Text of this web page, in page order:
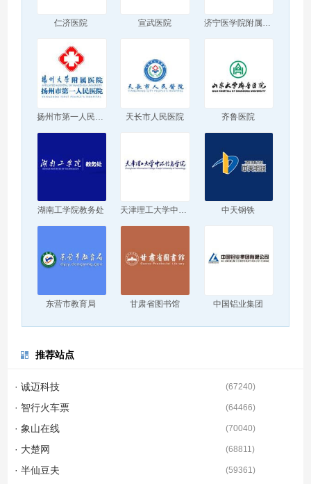
仁济医院 宣武医院 济宁医学院附属医院
天长市人民医院 齐鲁医院
湖南工学院教务处 天津理工大学中环信息学院 中天钢铁
东营市教育局 甘肃省图书馆 中国铝业集团
推荐站点
· 诚迈科技 (67240)
· 智行火车票 (64466)
· 象山在线 (70040)
· 大楚网 (68811)
· 半仙豆夫 (59361)